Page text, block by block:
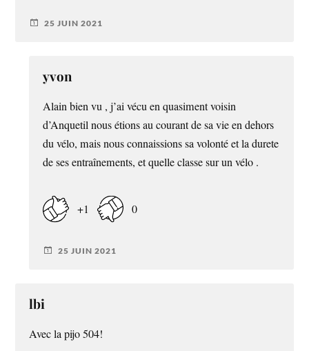
25 JUIN 2021
yvon
Alain bien vu , j’ai vécu en quasiment voisin
d’Anquetil nous étions au courant de sa vie en dehors
du vélo, mais nous connaissions sa volonté et la durete
de ses entraînements, et quelle classe sur un vélo .
+1 0
25 JUIN 2021
lbi
Avec la pijo 504!